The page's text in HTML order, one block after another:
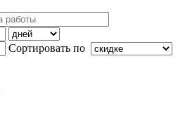
Сортировать по